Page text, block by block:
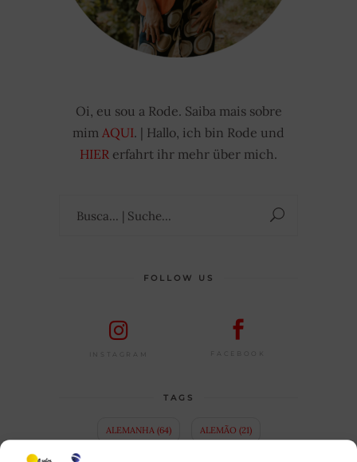
Oi, eu sou a Rode. Saiba mais sobre
mim AQUI. | Hallo, ich bin Rode und
HIER erfahrt ihr mehr über mich.
FOLLOW US
INSTAGRAM FACEBOOK
TAGS
ALEMANHA (64) ALEMÃO (21)